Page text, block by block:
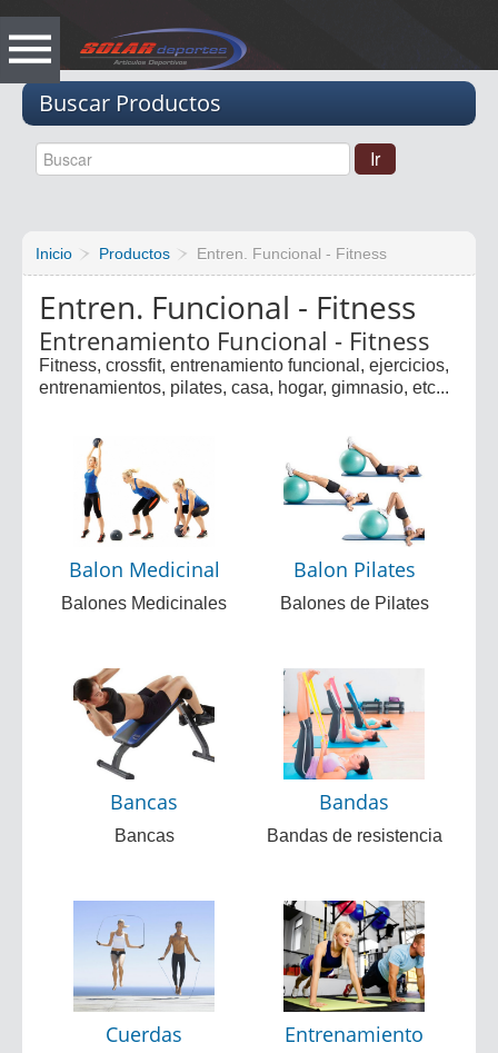
Buscar Productos
Inicio Productos Entren. Funcional - Fitness
Entren. Funcional - Fitness
Entrenamiento Funcional - Fitness
Fitness, crossfit, entrenamiento funcional, ejercicios,
entrenamientos, pilates, casa, hogar, gimnasio, etc...
Balon Medicinal
Balones Medicinales
Balon Pilates
Balones de Pilates
Bancas
Bancas
Bandas
Bandas de resistencia
Cuerdas Entrenamiento